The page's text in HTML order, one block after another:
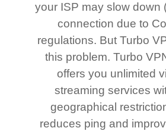
your ISP may slow down
connection due to
regulations. But Turbo
this problem. Turbo
offers you unlimited
streaming services
geographical
reduces ping and